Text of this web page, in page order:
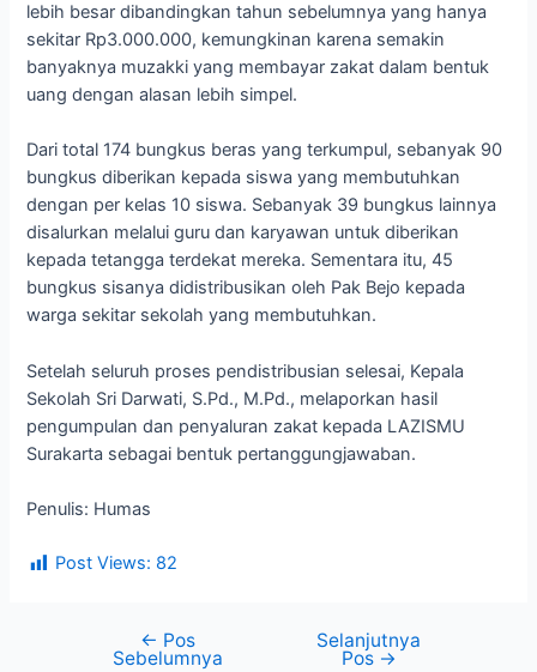
lebih besar dibandingkan tahun sebelumnya yang hanya
sekitar Rp3.000.000, kemungkinan karena semakin
banyaknya muzakki yang membayar zakat dalam bentuk
uang dengan alasan lebih simpel.
Dari total 174 bungkus beras yang terkumpul, sebanyak 90
bungkus diberikan kepada siswa yang membutuhkan
dengan per kelas 10 siswa. Sebanyak 39 bungkus lainnya
disalurkan melalui guru dan karyawan untuk diberikan
kepada tetangga terdekat mereka. Sementara itu, 45
bungkus sisanya didistribusikan oleh Pak Bejo kepada
warga sekitar sekolah yang membutuhkan.
Setelah seluruh proses pendistribusian selesai, Kepala
Sekolah Sri Darwati, S.Pd., M.Pd., melaporkan hasil
pengumpulan dan penyaluran zakat kepada LAZISMU
Surakarta sebagai bentuk pertanggungjawaban.
Penulis: Humas
Post Views: 82
← Pos
Sebelumnya
Selanjutnya
Pos →